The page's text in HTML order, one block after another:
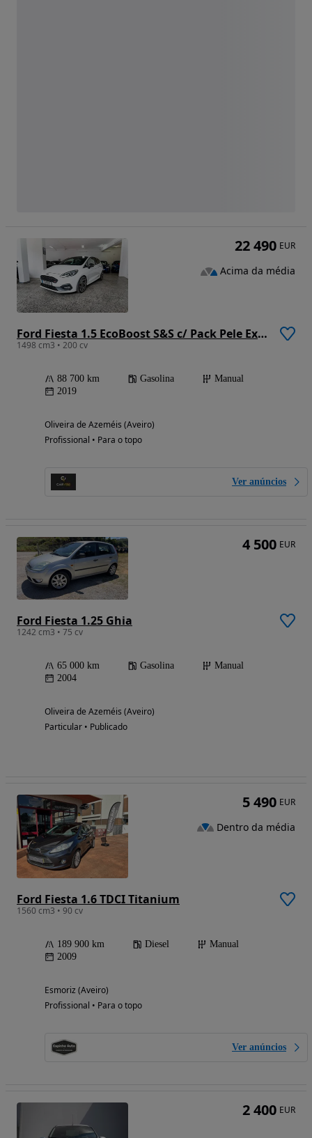
Ford Fiesta 1.5 EcoBoost S&S c/ Pack Pele Exclusiva ST
1498 cm3 • 200 cv
88 700 km Gasolina
Manual
2019
Oliveira de Azeméis (Aveiro)
Profissional • Para o topo
Ver anúncios
22 490 EUR
Acima da média
Ford Fiesta 1.25 Ghia
1242 cm3 • 75 cv
65 000 km Gasolina
Manual
2004
Oliveira de Azeméis (Aveiro)
Particular • Publicado
4 500 EUR
Ford Fiesta 1.6 TDCI Titanium
1560 cm3 • 90 cv
189 900 km Diesel
Manual
2009
Esmoriz (Aveiro)
Profissional • Para o topo
Ver anúncios
5 490 EUR
Dentro da média
2 400 EUR